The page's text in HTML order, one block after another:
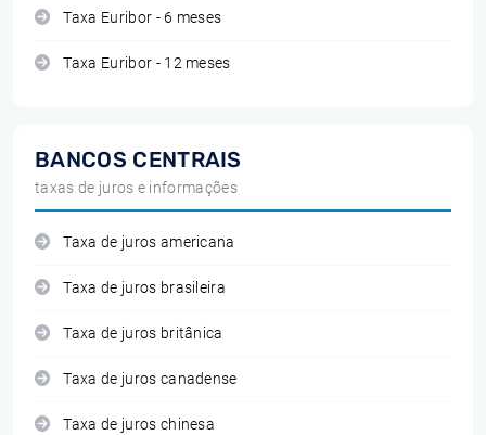
Taxa Euribor - 6 meses
Taxa Euribor - 12 meses
BANCOS CENTRAIS
taxas de juros e informações
Taxa de juros americana
Taxa de juros brasileira
Taxa de juros britânica
Taxa de juros canadense
Taxa de juros chinesa